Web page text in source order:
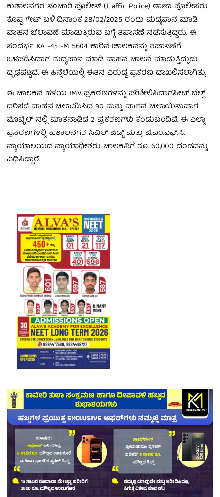
ಕುಶಾಲನಗರ ಸಂಚಾರಿ ಪೊಲೀಸ್ (Traffic Police) ಠಾಣಾ ಪೊಲೀಸರು
ಕೊಪ್ಪ ಗೇಟ್ ಬಳಿ ದಿನಾಂಕ 28/02/2025 ರಂದು ಮದ್ಯಪಾನ ಮಾಡಿ
ವಾಹನ ಚಲಾವಣೆ ಮಾಡುತ್ತಿರುವ ಬಗ್ಗೆ ತಪಾಸಣೆ ನಡೆಸುತ್ತಿದ್ದರು. ಈ
ಸಂದರ್ಭ KA -45 -M 5604 ಕಾರಿನ ಚಾಲಕನನ್ನು ತಪಾಸಣೆಗೆ
ಒಳಪಡಿಸಿದಾಗ ಮದ್ಯಪಾನ ಮಾಡಿ ವಾಹನ ಚಾಲನೆ ಮಾಡುತ್ತಿದ್ದುದು
ದೃಢಪಟ್ಟಿದೆ. ಈ ಹಿನ್ನೆಲೆಯಲ್ಲಿ ಈತನ ವಿರುದ್ಧ ಪ್ರಕರಣ ದಾಖಲಿಸಲಾಗಿತ್ತು.
ಈ ಚಾಲಕನ ಹಳೆಯ IMV ಪ್ರಕರಣಗಳನ್ನು ಪರಿಶೀಲಿಸಿದಾಗಸೀಟ್ ಬೆಲ್ಟ್
ಧರಿಸದೆ ವಾಹನ ಚಲಾಯಿಸಿದ 90 ಮತ್ತು ವಾಹನ ಚಲಾಯಿಸುವಾಗ
ಮೊಬೈಲ್ ನಲ್ಲಿ ಮಾತನಾಡಿದ 2 ಪ್ರಕರಣಗಳು ಕಂಡುಬಂದಿವೆ. ಈ ಎಲ್ಲಾ
ಪ್ರಕರಣಗಳಲ್ಲಿ ಕುಶಾಲನಗರ ಸಿವಿಲ್ ಜಡ್ಜ್ ಮತ್ತು ಜೆ.ಎಂ.ಎಫ್.ಸಿ.
ನ್ಯಾಯಾಲಯದ ನ್ಯಾಯಾಧೀಶರು ಚಾಲಕನಿಗೆ ರೂ. 60,000 ದಂಡವನ್ನು
ವಿಧಿಸಿದ್ದಾರೆ.